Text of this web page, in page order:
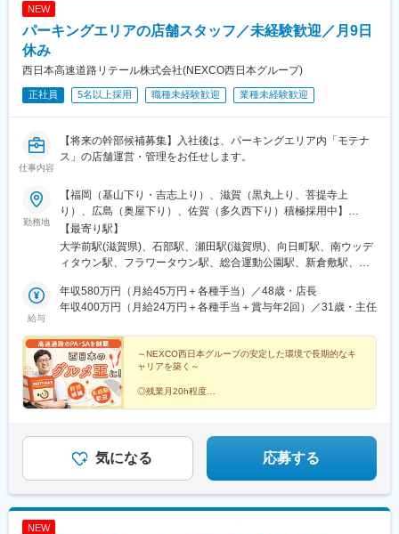
大阪空港駅(大阪モノレール)、富雄駅、芳賀台駅、安芸駅、土佐山
陽女学園前駅
NEW
パーキングエリアの店舗スタッフ／未経験歓迎／月9日
休み
西日本高速道路リテール株式会社(NEXCO西日本グループ)
正社員 5名以上採用 職種未経験歓迎 業種未経験歓迎
仕事内容
【将来の幹部候補募集】入社後は、パーキングエリア内「モテナ
ス」の店舗運営・管理をお任せします。
勤務地
【福岡（基山下り・吉志上り）、滋賀（黒丸上り、菩提寺上
り）、広島（奥屋下り）、佐賀（多久西下り）積極採用中】
★PA・SA内にある店舗「モテナス」で勤務いただきます。※西日
本エリア内で転勤あり（初任地は希望を考慮）＜そのほかの拠点
＞【関西エリア】・滋賀県：黒丸PA、菩提寺PA、草津PA・京都
リア】・岡山県：道口PA、高梁SA・広島県：高坂PA、奥屋
PA（下り）、沼田PA（上り）、宮島SA（下り）・愛媛県：馬立
基山PA（下り）、吉志PA、山田SA（下り）、山川PA・佐賀県：
多久西PA、基山PA（上り）・熊本県：玉名PA・宮崎県：えびの
PA★一般道からの自動車通勤OK★従業員専用駐車場あり高速代支
給あり（社内規定あり）※受動喫煙対策：オフィス内禁煙
【最寄り駅】
大学前駅(滋賀県)、石部駅、瀬田駅(滋賀県)、向日町駅、南ウッデ
ィタウン駅、フラワータウン駅、総合運動公園駅、新倉敷駅、木
役所前・平良駅、伊予三島駅、土佐穴内駅、門司駅、けやき台
駅、筑後吉井駅、瀬高駅、多久駅、新玉名駅、矢岳駅
給与
年収580万円（月給45万円＋各種手当）／48歳・店長
年収400万円（月給24万円＋各種手当＋賞与年2回）／31歳・主任
～NEXCO西日本グループの安定した環境で長期的なキ
ャリアを築く～
◎残業月20h程度
★幹部候補★ゆくゆくはエリアを統括する地区営業部や
本社でも活躍！
気になる 応募する
NEW